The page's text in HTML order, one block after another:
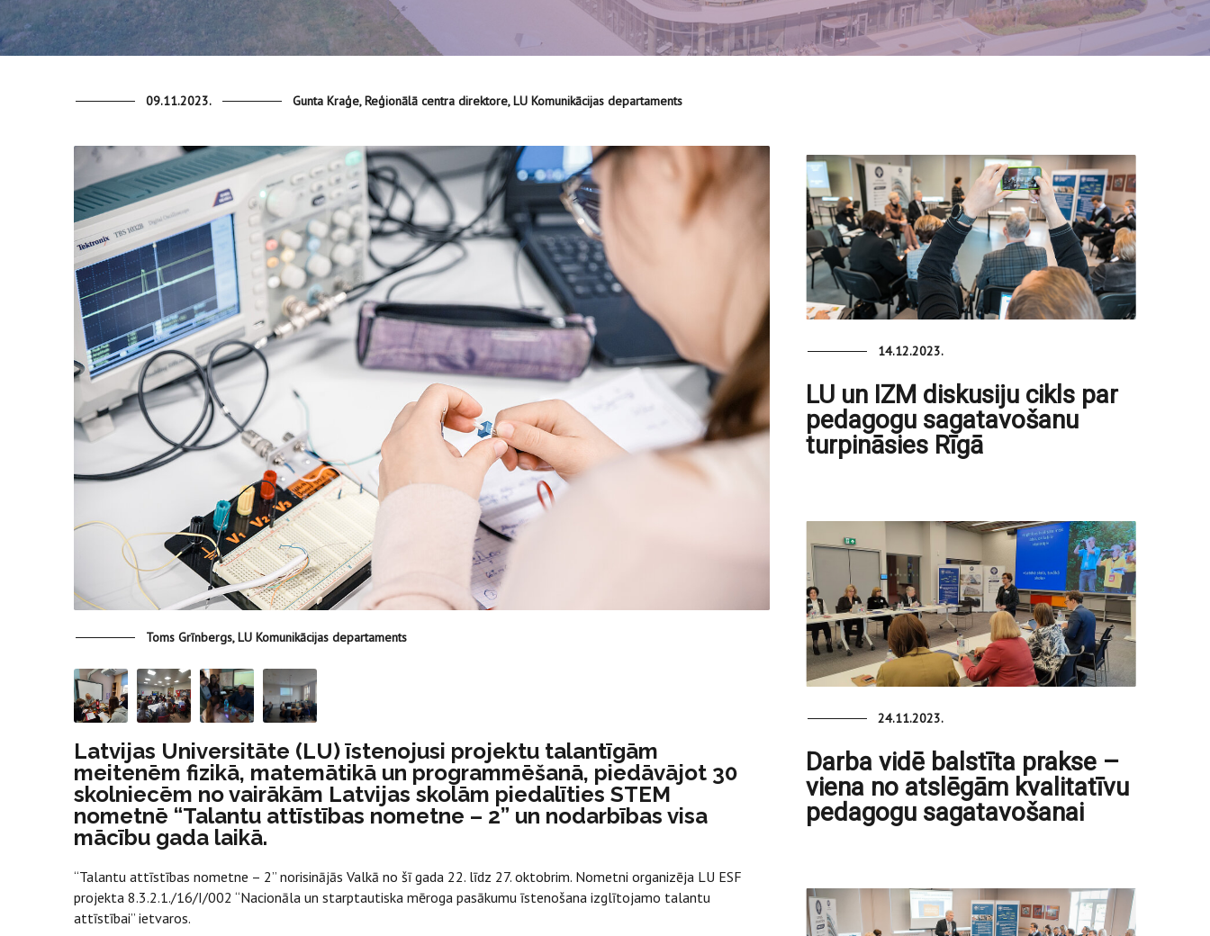
09.11.2023. Gunta Kraģe, Reģionālā centra direktore, LU Komunikācijas departaments
Toms Grīnbergs, LU Komunikācijas departaments
Latvijas Universitāte (LU) īstenojusi projektu talantīgām
meitenēm fizikā, matemātikā un programmēšanā, piedāvājot 30
skolniecēm no vairākām Latvijas skolām piedalīties STEM
nometnē “Talantu attīstības nometne – 2” un nodarbības visa
mācību gada laikā.
“Talantu attīstības nometne – 2” norisinājās Valkā no šī gada 22. līdz 27. oktobrim. Nometni organizēja LU ESF
projekta 8.3.2.1./16/I/002 “Nacionāla un starptautiska mēroga pasākumu īstenošana izglītojamo talantu
attīstībai” ietvaros.
14.12.2023.
LU un IZM diskusiju cikls par
pedagogu sagatavošanu
turpināsies Rīgā
24.11.2023.
Darba vidē balstīta prakse –
viena no atslēgām kvalitatīvu
pedagogu sagatavošanai